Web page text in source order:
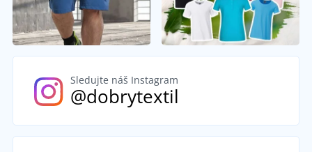
Sledujte náš Instagram
@dobrytextil